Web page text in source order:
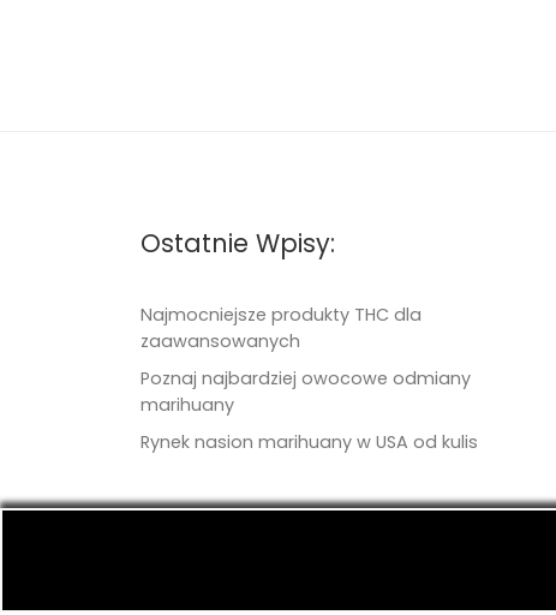
Ostatnie Wpisy:
Najmocniejsze produkty THC dla
zaawansowanych
Poznaj najbardziej owocowe odmiany
marihuany
Rynek nasion marihuany w USA od kulis